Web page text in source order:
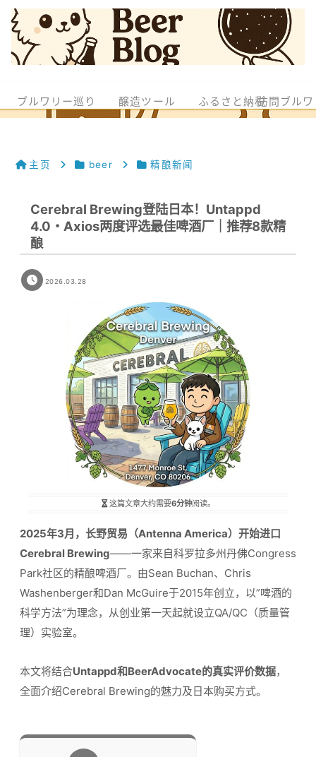
ブルワリー巡り 醸造ツール ふるさと納税訪問ブル
主页 beer 精酿新闻
Cerebral Brewing登陆日本！Untappd
4.0・Axios两度评选最佳啤酒厂｜推荐8款精
酿
2026.03.28
这篇文章大约需要6分钟阅读。
2025年3月，长野贸易（Antenna America）开始进口
Cerebral Brewing——一家来自科罗拉多州丹佛Congress
Park社区的精酿啤酒厂。由Sean Buchan、Chris
Washenberger和Dan McGuire于2015年创立，以”啤酒的
科学方法”为理念，从创业第一天起就设立QA/QC（质量管
理）实验室。
本文将结合Untappd和BeerAdvocate的真实评价数据，
全面介绍Cerebral Brewing的魅力及日本购买方式。